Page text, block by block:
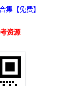
集【免费】
资源